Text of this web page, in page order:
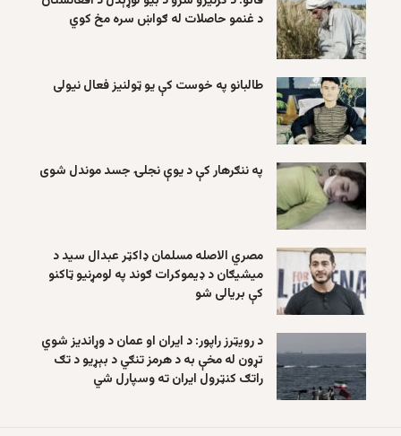
د غنمو حاصلات له ګواښ سره مخ کوي
طالبانو په خوست کې یو ټولنیز فعال نیولی
په ننګرهار کې د یوې نجلۍ جسد موندل شوی
مصري الاصله مسلمان ډاکټر عبدال سید د
میشیګان د ډیموکرات ګوند په لومړنیو ټاکنو
کې بریالی شو
د رویټرز راپور: د ایران او عمان د وړاندیز شوي
تړون له مخې به د هرمز تنګي د بېړیو د تګ
راتګ کنټرول ایران ته وسپارل شي